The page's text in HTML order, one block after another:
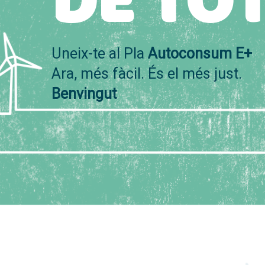
Uneix-te al PlaAutoconsum E+
Ara, més fàcil. És el més just.
Benvingut